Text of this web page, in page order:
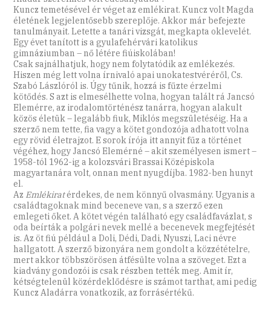
Kuncz temetésével ér véget az emlékirat. Kuncz volt Magda
életének legjelentősebb szereplője. Akkor már befejezte
tanulmányait. Letette a tanári vizsgát, megkapta oklevelét.
Egy évet tanított is a gyulafehérvári katolikus
gimnáziumban – nő létére fiúiskolában!
Csak sajnálhatjuk, hogy nem folytatódik az emlékezés.
Hiszen még lett volna írnivaló apai unokatestvéréről, Cs.
Szabó Lászlóról is. Úgy tűnik, hozzá is fűzte érzelmi
kötődés. S azt is elmesélhette volna, hogyan talált rá Jancsó
Elemérre, az irodalomtörténész tanárra, hogyan alakult
közös életük – legalább fiuk, Miklós megszületéséig. Ha a
szerző nem tette, fia vagy a kötet gondozója adhatott volna
egy rövid életrajzot. E sorok írója itt annyit fűz a történet
végéhez, hogy Jancsó Elemérné – akit személyesen ismert –
1958-tól 1962-ig a kolozsvári Brassai Középiskola
magyartanára volt, onnan ment nyugdíjba. 1982-ben hunyt
el.
Az Emlékiratérdekes, de nem könnyű olvasmány. Ugyanis a
családtagoknak mind beceneve van, s a szerző ezen
emlegeti őket. A kötet végén található egy családfavázlat, s
oda beírták a polgári nevek mellé a becenevek megfejtését
is. Az öt fiú például a Doli, Dédi, Dadi, Nyuszi, Laci névre
hallgatott. A szerző bizonyára nem gondolt a közzétételre,
mert akkor többszörösen átfésülte volna a szöveget. Ezt a
kiadvány gondozói is csak részben tették meg. Amit ír,
kétségtelenül közérdeklődésre is számot tarthat, ami pedig
Kuncz Aladárra vonatkozik, az forrásértékű.